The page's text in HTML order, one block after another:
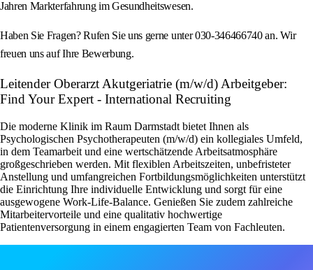
Jahren Markterfahrung im Gesundheitswesen.
Haben Sie Fragen? Rufen Sie uns gerne unter 030-346466740 an. Wir
freuen uns auf Ihre Bewerbung.
Leitender Oberarzt Akutgeriatrie (m/w/d) Arbeitgeber:
Find Your Expert - International Recruiting
Die moderne Klinik im Raum Darmstadt bietet Ihnen als
Psychologischen Psychotherapeuten (m/w/d) ein kollegiales Umfeld,
in dem Teamarbeit und eine wertschätzende Arbeitsatmosphäre
großgeschrieben werden. Mit flexiblen Arbeitszeiten, unbefristeter
Anstellung und umfangreichen Fortbildungsmöglichkeiten unterstützt
die Einrichtung Ihre individuelle Entwicklung und sorgt für eine
ausgewogene Work-Life-Balance. Genießen Sie zudem zahlreiche
Mitarbeitervorteile und eine qualitativ hochwertige
Patientenversorgung in einem engagierten Team von Fachleuten.